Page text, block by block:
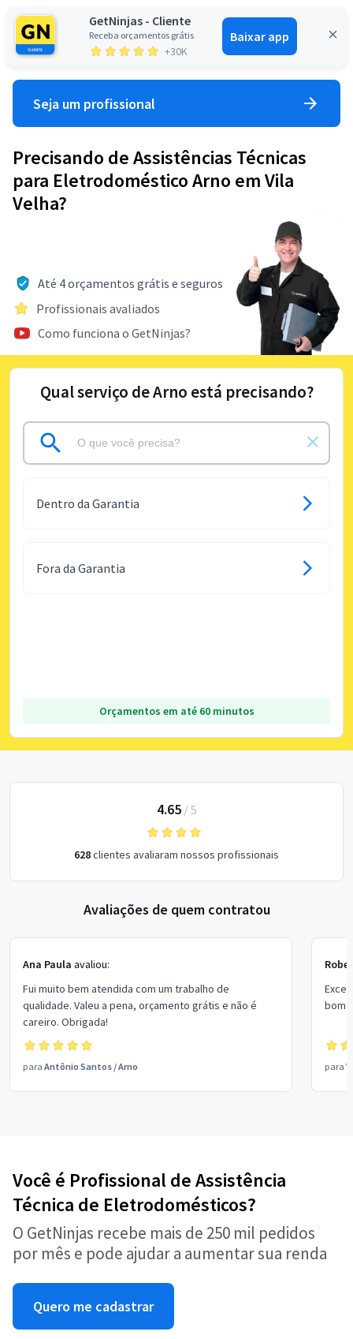
GetNinjas - Cliente
Receba orçamentos grátis
+30K
Baixar app
Entrar
Seja um profissional
Precisando de Assistências Técnicas
para Eletrodoméstico Arno em Vila
Velha?
Até 4 orçamentos grátis e seguros
Profissionais avaliados
Como funciona o GetNinjas?
Qual serviço de Arno está precisando?
Dentro da Garantia
Fora da Garantia
Orçamentos em até 60 minutos
4.65/ 5
628clientes avaliaram nossos profissionais
Avaliações de quem contratou
Ana Paula avaliou:
Fui muito bem atendida com um trabalho de
qualidade. Valeu a pena, orçamento grátis e não é
careiro. Obrigada!
para Antônio Santos /Arno
bom
para
Você é Profissional de Assistência
Técnica de Eletrodomésticos?
O GetNinjas recebe mais de 250 mil pedidos
por mês e pode ajudar a aumentar sua renda
Quero me cadastrar